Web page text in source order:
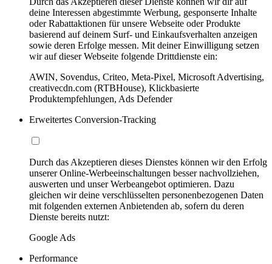
deine Interessen abgestimmte Werbung, gesponserte Inhalte
oder Rabattaktionen für unsere Webseite oder Produkte
basierend auf deinem Surf- und Einkaufsverhalten anzeigen
sowie deren Erfolge messen. Mit deiner Einwilligung setzen
wir auf dieser Webseite folgende Drittdienste ein:
AWIN, Sovendus, Criteo, Meta-Pixel, Microsoft Advertising,
creativecdn.com (RTBHouse), Klickbasierte
Produktempfehlungen, Ads Defender
Erweitertes Conversion-Tracking
Durch das Akzeptieren dieses Dienstes können wir den Erfolg
unserer Online-Werbeeinschaltungen besser nachvollziehen,
auswerten und unser Werbeangebot optimieren. Dazu
gleichen wir deine verschlüsselten personenbezogenen Daten
mit folgenden externen Anbietenden ab, sofern du deren
Dienste bereits nutzt:
Google Ads
Performance